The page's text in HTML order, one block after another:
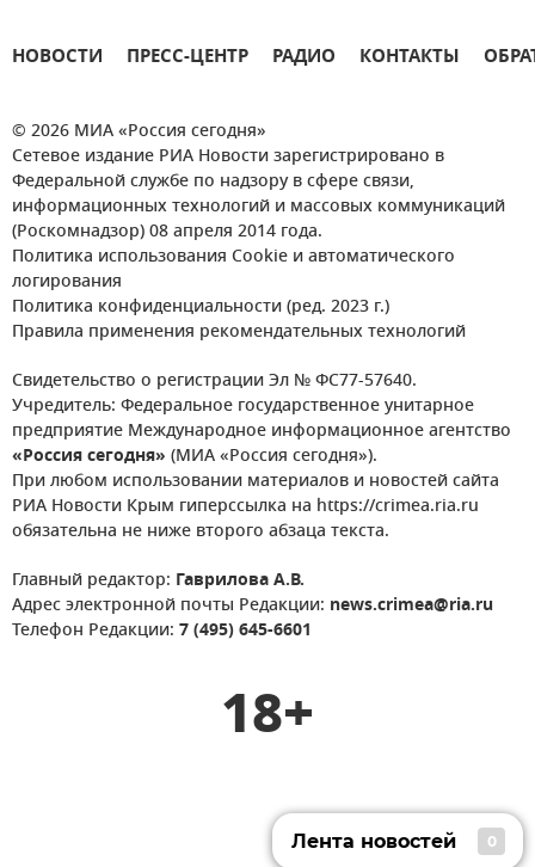
НОВОСТИ ПРЕСС-ЦЕНТР РАДИО КОНТАКТЫ
© 2026 МИА «Россия сегодня»
Сетевое издание РИА Новости зарегистрировано в
Федеральной службе по надзору в сфере связи,
информационных технологий и массовых коммуникаций
(Роскомнадзор) 08 апреля 2014 года.
Политика использования Cookie и автоматического
логирования
Политика конфиденциальности (ред. 2023 г.)
Правила применения рекомендательных технологий
Свидетельство о регистрации Эл № ФС77-57640.
Учредитель: Федеральное государственное унитарное
предприятие Международное информационное агентство
«Россия сегодня» (МИА «Россия сегодня»).
При любом использовании материалов и новостей сайта
РИА Новости Крым гиперссылка на https://crimea.ria.ru
обязательна не ниже второго абзаца текста.
Главный редактор: Гаврилова А.В.
Адрес электронной почты Редакции: news.crimea@ria.ru
Телефон Редакции: 7 (495) 645-6601
18+
Лента новостей 0